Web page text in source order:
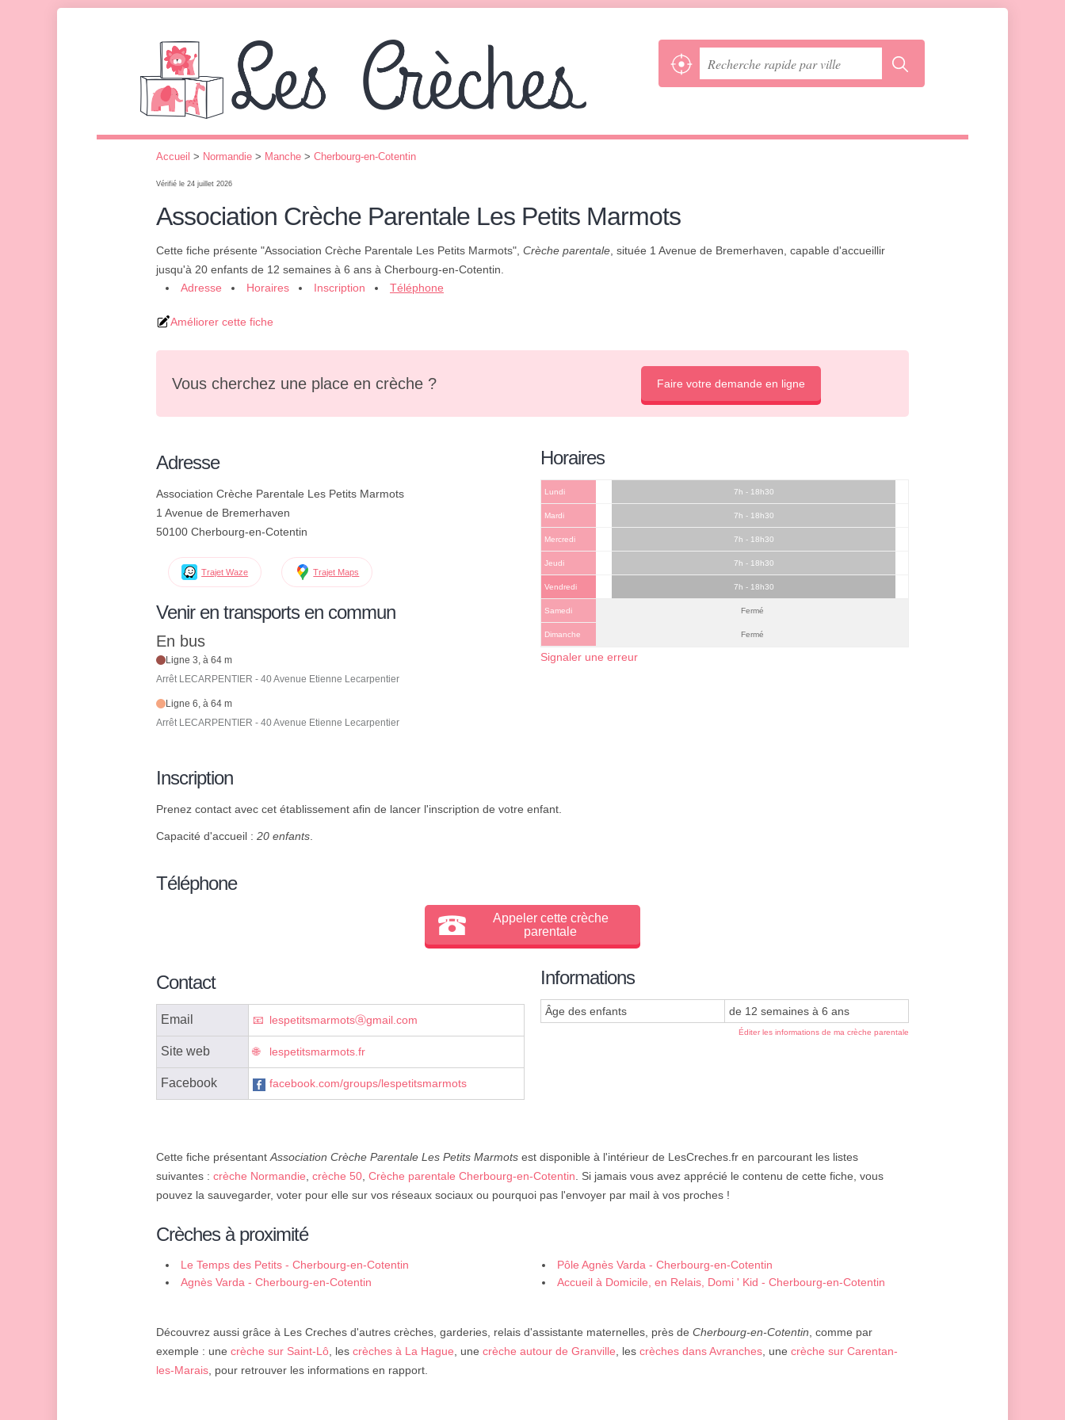
Accueil > Normandie > Manche > Cherbourg-en-Cotentin
Vérifié le 24 juillet 2026
Association Crèche Parentale Les Petits Marmots
Cette fiche présente "Association Crèche Parentale Les Petits Marmots", Crèche parentale , située 1 Avenue de Bremerhaven, capable d'accueillir
jusqu'à 20 enfants de 12 semaines à 6 ans à Cherbourg-en-Cotentin.
Adresse
Horaires Inscription Téléphone
Améliorer cette fiche
Vous cherchez une place en crèche ? Faire votre demande en ligne
Adresse
Association Crèche Parentale Les Petits Marmots
1 Avenue de Bremerhaven
50100 Cherbourg-en-Cotentin
Trajet Waze Trajet Maps
Venir en transports en commun
En bus
Ligne 3, à 64 m
Arrêt LECARPENTIER - 40 Avenue Etienne Lecarpentier
Ligne 6, à 64 m
Arrêt LECARPENTIER - 40 Avenue Etienne Lecarpentier
Horaires
Lundi 7h - 18h30
Mardi 7h - 18h30
Mercredi 7h - 18h30
Jeudi 7h - 18h30
Vendredi 7h - 18h30
Samedi Fermé
Dimanche Fermé
Signaler une erreur
Inscription
Prenez contact avec cet établissement afin de lancer l'inscription de votre enfant.
Capacité d'accueil : 20 enfants.
Téléphone
Appeler cette crèche
parentale
Contact
Email lespetitsmarmotsⓐgmail.com
Site web lespetitsmarmots.fr
Facebook facebook.com/groups/lespetitsmarmots
Informations
Âge des enfants de 12 semaines à 6 ans
Éditer les informations de ma crèche parentale
Cette fiche présentantAssociation Crèche Parentale Les Petits Marmots est disponible à l'intérieur de LesCreches.fr en parcourant les listes
suivantes : crèche Normandie, crèche 50, Crèche parentale Cherbourg-en-Cotentin. Si jamais vous avez apprécié le contenu de cette fiche, vous
pouvez la sauvegarder, voter pour elle sur vos réseaux sociaux ou pourquoi pas l'envoyer par mail à vos proches !
Crèches à proximité
Le Temps des Petits - Cherbourg-en-Cotentin
Pôle Agnès Varda - Cherbourg-en-Cotentin
Agnès Varda - Cherbourg-en-Cotentin
Accueil à Domicile, en Relais, Domi ' Kid - Cherbourg-en-Cotentin
Découvrez aussi grâce à Les Creches d'autres crèches, garderies, relais d'assistante maternelles, près de Cherbourg-en-Cotentin, comme par
exemple : une crèche sur Saint-Lô, les crèches à La Hague, une crèche autour de Granville, les crèches dans Avranches, une crèche sur Carentan-
les-Marais, pour retrouver les informations en rapport.